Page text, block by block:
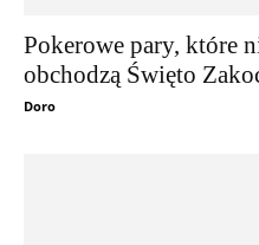
Pokerowe pary, które
obchodzą Święto
Doro